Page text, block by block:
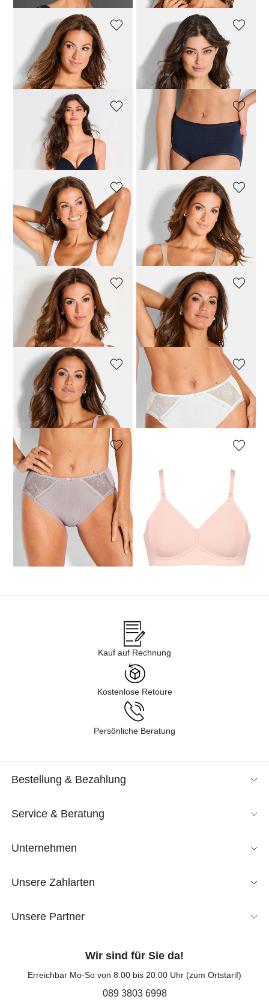
SPEIDEL
Bügelloser BH mit Spitze
47,96 €59,95 €
SPEIDEL
Bügelloser BH mit Soft-Cups
31,96 €39,95 €
SPEIDEL
Bügelloser BH mit Soft-Cups
39,95 €
SPEIDEL
Taillenslip in Ringeloptik
11,96 €
14,95 €
FELINA
Bügelloser BH mit Spacer-Cups
71,96 €89,95 €
30-Tage-Bestpreis**: 89,95 € (-20%)
Bügelloser BH mit Spacer-Cups
89,95 €
Bügel-BH mit grafischer Stickerei
55,96 €69,95 €
CONTURELLE
Bügel-BH mit Spacer-Cups
67,96 €84,95 €
CONTURELLE
Bügel-BH mit Spacer-Cups
67,96 €84,95 €
CONTURELLE
Taillenslip mit Spitzeneinsatz
35,96 €44,95 €
CONTURELLE
Taillenslip mit Spitzeneinsatz
35,96 €44,95 €
NATURANA
Soft-BH ohne Bügel
34,36 € 42,95 €
1 3
Kauf auf Rechnung
Kostenlose Retoure
Persönliche Beratung
Bestellung & Bezahlung
Service & Beratung
Unternehmen
Unsere Zahlarten
Unsere Partner
Wir sind für Sie da!
Erreichbar Mo-So von 8:00 bis 20:00 Uhr (zum Ortstarif)
089 3803 6998